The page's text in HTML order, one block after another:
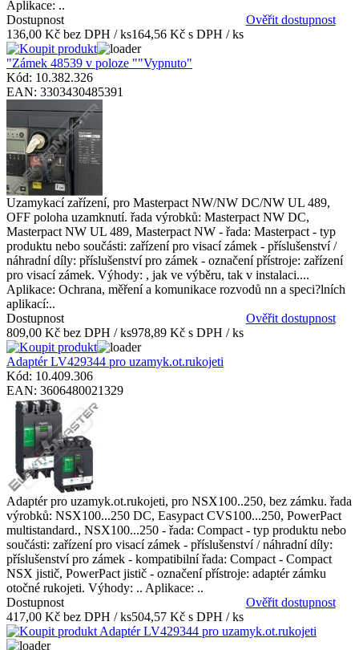
Aplikace: ..
Dostupnost
Ověřit dostupnost
136,00 Kč bez DPH / ks164,56 Kč s DPH / ks
"Zámek 48539 v poloze ""Vypnuto"
Kód: 10.382.326
EAN: 3303430485391
Uzamykací zařízení, pro Masterpact NW/NW DC/NW UL 489,
OFF poloha uzamknutí. řada výrobků: Masterpact NW DC,
Masterpact NW UL 489, Masterpact NW - řada: Masterpact - typ
produktu nebo součásti: zařízení pro visací zámek - příslušenství /
náhradní díly: příslušenství pro zámek - označení přístroje: zařízení
pro visací zámek. Výhody: , jak ve výběru, tak v instalaci....
Aplikace: Ochrana, měření a komunikace rozvodů nn a speci?lních
aplikací:..
Dostupnost
Ověřit dostupnost
809,00 Kč bez DPH / ks978,89 Kč s DPH / ks
Adaptér LV429344 pro uzamyk.ot.rukojeti
Kód: 10.409.306
EAN: 3606480021329
Adaptér pro uzamyk.ot.rukojeti, pro NSX100..250, bez zámku. řada
výrobků: NSX100...250 DC, Easypact CVS100...250, PowerPact
multistandard., NSX100...250 - řada: Compact - typ produktu nebo
součásti: zařízení pro visací zámek - příslušenství / náhradní díly:
příslušenství pro zámek - kompatibilní řada: Compact - Compact
NSX jistič, PowerPact jistič - označení přístroje: adaptér zámku
otočné rukojeti. Výhody: .. Aplikace: ..
Dostupnost
Ověřit dostupnost
417,00 Kč bez DPH / ks504,57 Kč s DPH / ks